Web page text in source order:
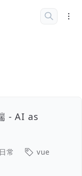
- AI as
日常
vue